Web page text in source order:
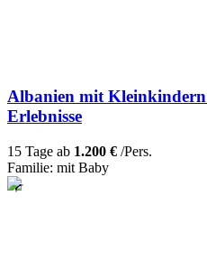
Albanien mit
Erlebnisse
15 Tage ab 1.200 € /Pers.
Familie: mit Baby